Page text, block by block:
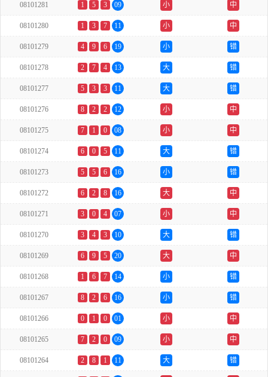
08101281 1 5 3 09 小 中
08101280 1 3 7 11 小 中
08101279 4 9 6 19 小 错
08101278 2 7 4 13 大 错
08101277 5 3 3 11 大 错
08101276 8 2 2 12 小 中
08101275 7 1 0 08 小 中
08101274 6 0 5 11 大 错
08101273 5 5 6 16 小 错
08101272 6 2 8 16 大 中
08101271 3 0 4 07 小 中
08101270 3 4 3 10 大 错
08101269 6 9 5 20 大 中
08101268 1 6 7 14 小 错
08101267 8 2 6 16 小 错
08101266 0 1 0 01 小 中
08101265 7 2 0 09 小 中
08101264 2 8 1 11 大 错